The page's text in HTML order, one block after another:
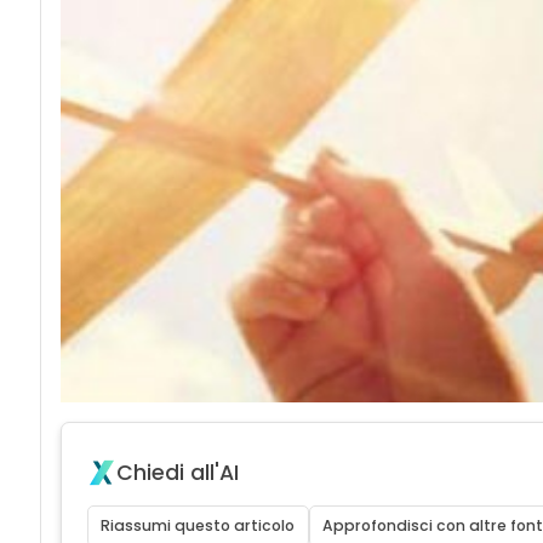
Chiedi all'AI
Riassumi questo articolo Approfondisci con altre